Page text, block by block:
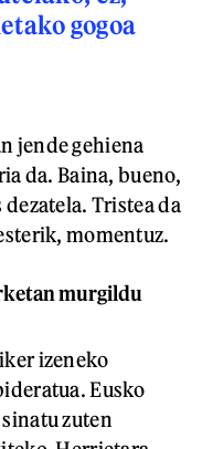
gogoa
jende gehiena
da. Baina, bueno,
Tristea da
momentuz.
murgildu
izeneko
Eusko
zuten